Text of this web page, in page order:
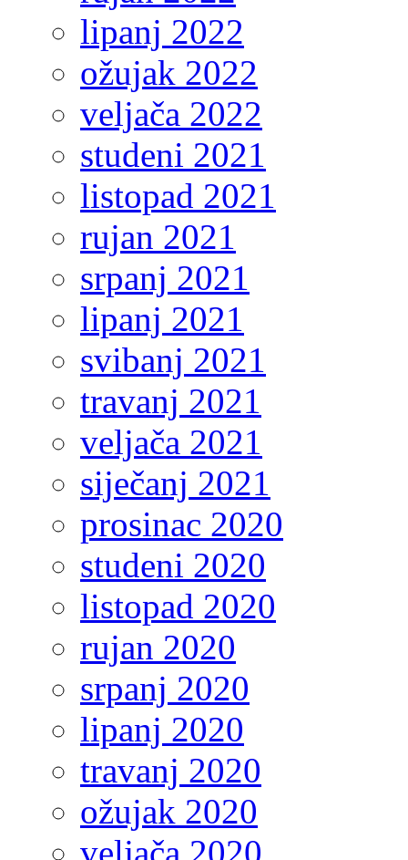
lipanj 2022
ožujak 2022
veljača 2022
studeni 2021
listopad 2021
rujan 2021
srpanj 2021
lipanj 2021
svibanj 2021
travanj 2021
veljača 2021
siječanj 2021
prosinac 2020
studeni 2020
listopad 2020
rujan 2020
srpanj 2020
lipanj 2020
travanj 2020
ožujak 2020